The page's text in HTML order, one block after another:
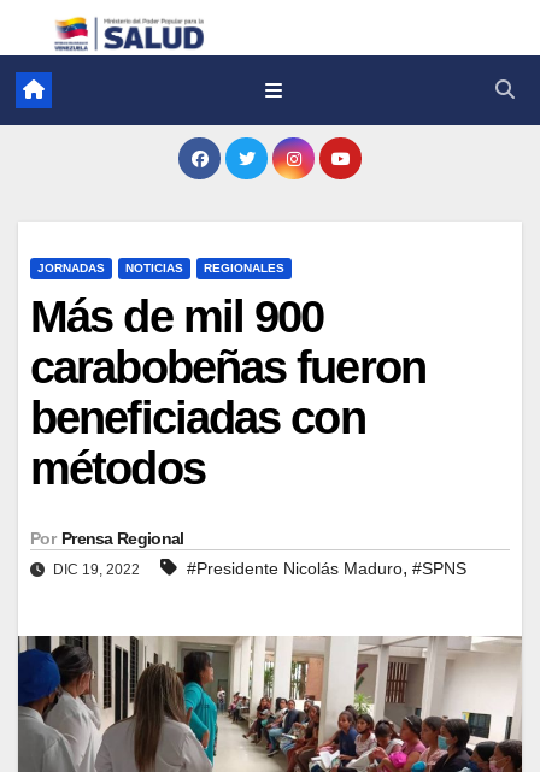
JORNADAS NOTICIAS REGIONALES
Más de mil 900
carabobeñas fueron
beneficiadas con
métodos
Por Prensa Regional
DIC 19, 2022 #Presidente Nicolás Maduro, #SPNS